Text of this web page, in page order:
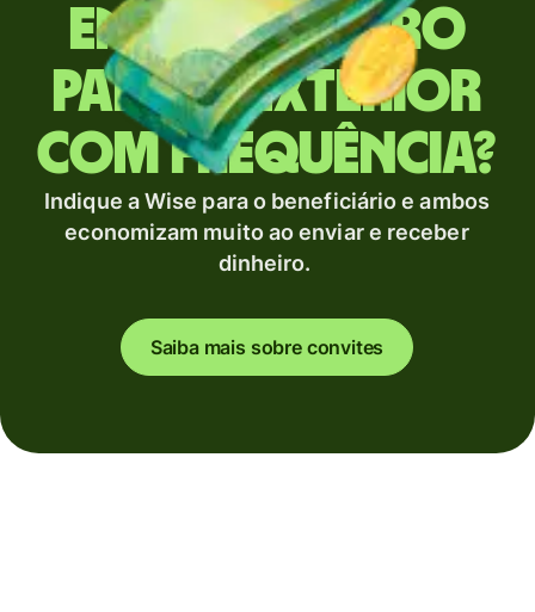
Envia dinheiro
para o exterior
com frequência?
Indique a Wise para o beneficiário e ambos
economizam muito ao enviar e receber
dinheiro.
Saiba mais sobre convites